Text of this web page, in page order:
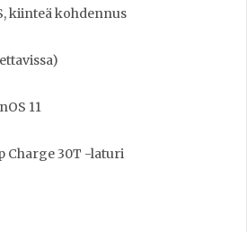
kiinteä kohdennus
11
Charge 30T -laturi